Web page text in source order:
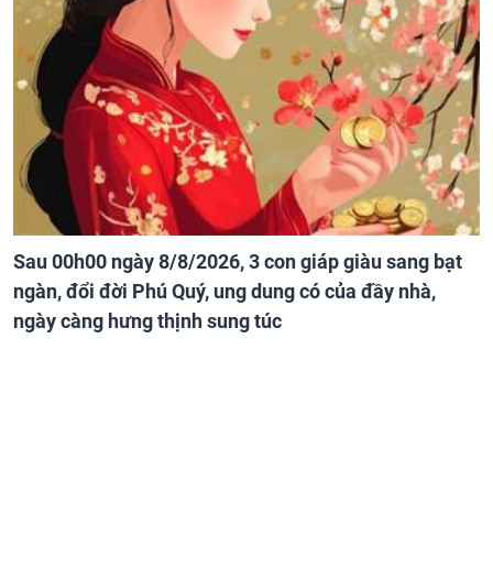
Sau 00h00 ngày 8/8/2026, 3 con giáp giàu sang bạt
ngàn, đổi đời Phú Quý, ung dung có của đầy nhà,
ngày càng hưng thịnh sung túc